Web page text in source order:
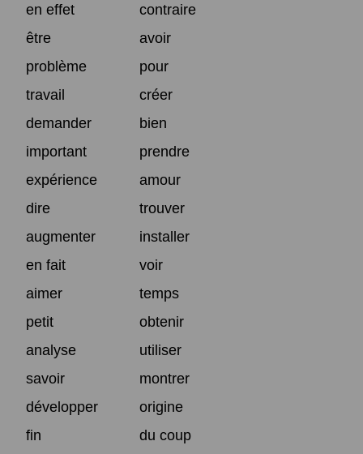
en effet
contraire
être
avoir
problème
pour
travail
créer
demander
bien
important
prendre
expérience
amour
dire
trouver
augmenter
installer
en fait
voir
aimer
temps
petit
obtenir
analyse
utiliser
savoir
montrer
développer
origine
fin
du coup